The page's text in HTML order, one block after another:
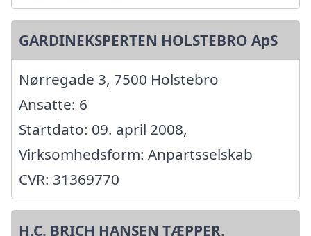
GARDINEKSPERTEN HOLSTEBRO ApS
Nørregade 3, 7500 Holstebro
Ansatte: 6
Startdato: 09. april 2008,
Virksomhedsform: Anpartsselskab
CVR: 31369770
H.C. BRICH HANSEN TÆPPER.